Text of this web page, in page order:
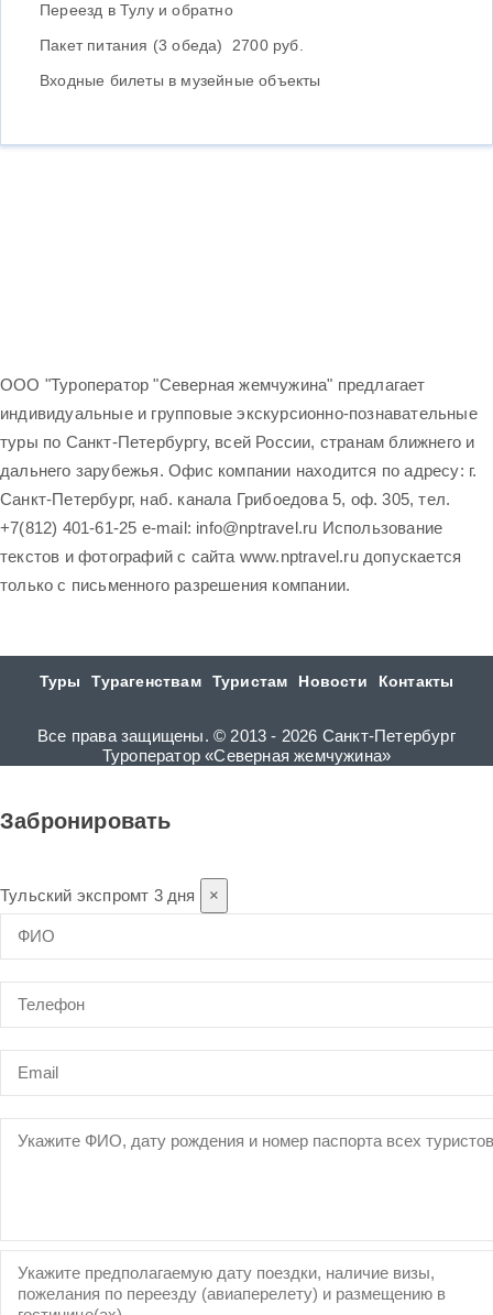
Переезд в Тулу и обратно
Пакет питания (3 обеда) 2700 руб.
Входные билеты в музейные объекты
ООО "Туроператор "Северная жемчужина" предлагает
индивидуальные и групповые экскурсионно-познавательные
туры по Санкт-Петербургу, всей России, странам ближнего и
дальнего зарубежья. Офис компании находится по адресу: г.
Санкт-Петербург, наб. канала Грибоедова 5, оф. 305, тел.
+7(812) 401-61-25 e-mail: info@nptravel.ru Использование
текстов и фотографий с сайта www.nptravel.ru допускается
только с письменного разрешения компании.
Все права защищены. © 2013 - 2026 Санкт-Петербург
Туроператор «Северная жемчужина»
Туры Турагенствам Туристам Новости Контакты
Забронировать
Тульский экспромт 3 дня ×